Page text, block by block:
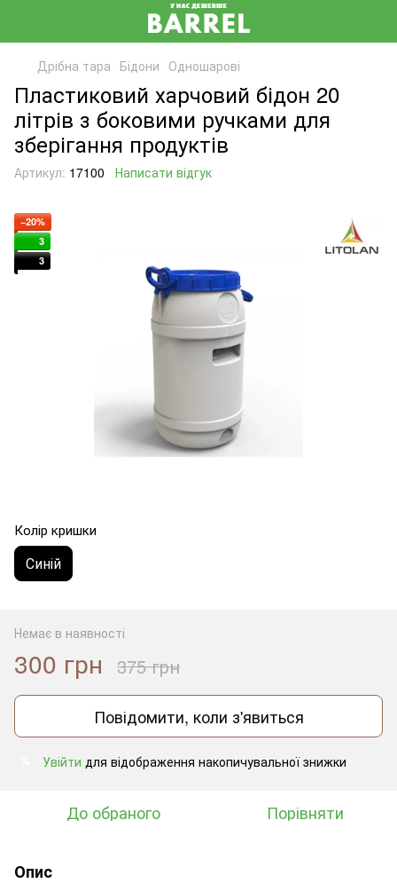
Дрібна тара Бідони Одношарові
Пластиковий харчовий бідон 20
літрів з боковими ручками для
зберігання продуктів
Артикул: 17100 Написати відгук
−20%
3
3
Колір кришки
Синій
Немає в наявності
300 грн 375 грн
Повідомити, коли з'явиться
Увійти для відображення накопичувальної знижки
До обраного Порівняти
Опис